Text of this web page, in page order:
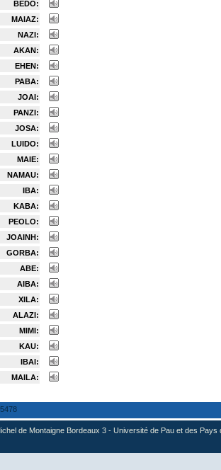
BEDO:
MAIAZ:
NAZI:
AKAN:
EHEN:
PABA:
JOAI:
PANZI:
JOSA:
LUIDO:
MAIE:
NAMAU:
IBA:
KABA:
PEOLO:
JOAINH:
GORBA:
ABE:
AIBA:
XILA:
ALAZI:
MIMI:
KAU:
IBAI:
MAILA:
de Montaigne Bordeaux 3 - Université de Pau et des Pays